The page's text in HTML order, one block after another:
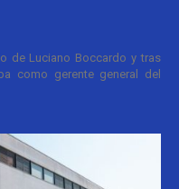
de Luciano Boccardo y tras
como gerente general del